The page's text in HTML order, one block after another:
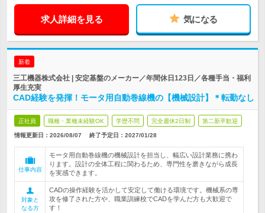
求人詳細を見る 気になる
新着
三工機器株式会社 | 安定基盤のメーカー／年間休日123日／各種手当・福利
厚生充実
CAD経験を発揮！モータ用自動巻線機の【機械設計】＊転勤なし
正社員 職種・業種未経験OK 学歴不問 完全週休2日制 第二新卒歓迎
情報更新日：2026/08/07 終了予定日： 2027/01/28
仕事内容
モータ用自動巻線機の機械設計を担当し、幅広い設計業務に携わ
ります。設計の全体工程に関わるため、専門性を磨きながら成長
を実感できます。
対象と
なる方
CADの操作経験を活かして安定して働ける環境です。機械系の専
攻を修了された方や、職業訓練校でCADを学んだ方も大歓迎で
す！